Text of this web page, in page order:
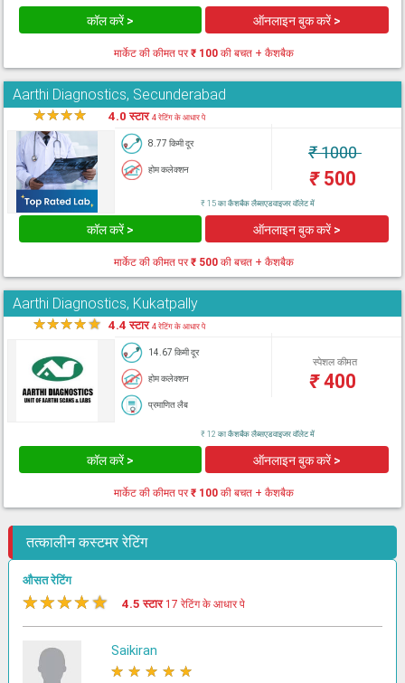
कॉल करें > ऑनलाइन बुक करें >
मार्केट की कीमत पर₹ 100की बचत + कैशबैक
Aarthi Diagnostics, Secunderabad
★★★★ 4.0 स्टार4 रेटिंग के आधार पे
8.77 किमी दूर
होम कलेक्शन
₹1000
₹500
₹ 15 का कैशबैक लैब्सएडवाइजर वॉलेट में
कॉल करें > ऑनलाइन बुक करें >
मार्केट की कीमत पर₹ 500की बचत + कैशबैक
Aarthi Diagnostics, Kukatpally
★★★★★ 4.4 स्टार4 रेटिंग के आधार पे
14.67 किमी दूर
होम कलेक्शन
प्रमाणित लैब
स्पेशल कीमत
₹400
₹ 12 का कैशबैक लैब्सएडवाइजर वॉलेट में
कॉल करें > ऑनलाइन बुक करें >
मार्केट की कीमत पर₹ 100की बचत + कैशबैक
तत्कालीन कस्टमर रेटिंग
औसत रेटिंग
★★★★★ 4.5 स्टार 17 रेटिंग के आधार पे
Saikiran
★ ★ ★ ★ ★